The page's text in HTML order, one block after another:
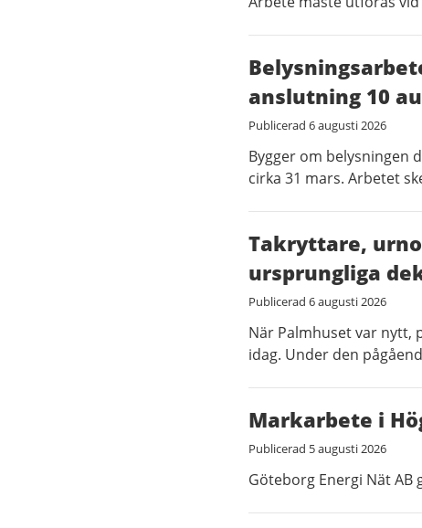
anslutning 10
Publicerad 6 augusti 2026
Bygger om belysningen
cirka 31 mars. Arbetet
Takryttare,
ursprungliga
Publicerad 6 augusti 2026
När Palmhuset var nytt,
idag. Under den
Markarbete i
Publicerad 5 augusti 2026
Göteborg Energi Nät